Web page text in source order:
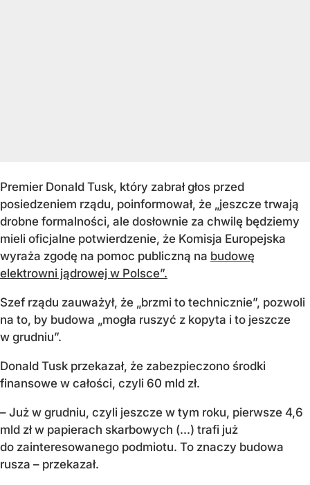
Premier Donald Tusk, który zabrał głos przed
posiedzeniem rządu, poinformował, że „jeszcze trwają
drobne formalności, ale dosłownie za chwilę będziemy
mieli oficjalne potwierdzenie, że Komisja Europejska
wyraża zgodę na pomoc publiczną na budowę
elektrowni jądrowej w Polsce”.
Szef rządu zauważył, że „brzmi to technicznie”, pozwoli
na to, by budowa „mogła ruszyć z kopyta i to jeszcze
w grudniu”.
Donald Tusk przekazał, że zabezpieczono środki
finansowe w całości, czyli 60 mld zł.
– Już w grudniu, czyli jeszcze w tym roku, pierwsze 4,6
mld zł w papierach skarbowych (...) trafi już
do zainteresowanego podmiotu. To znaczy budowa
rusza – przekazał.